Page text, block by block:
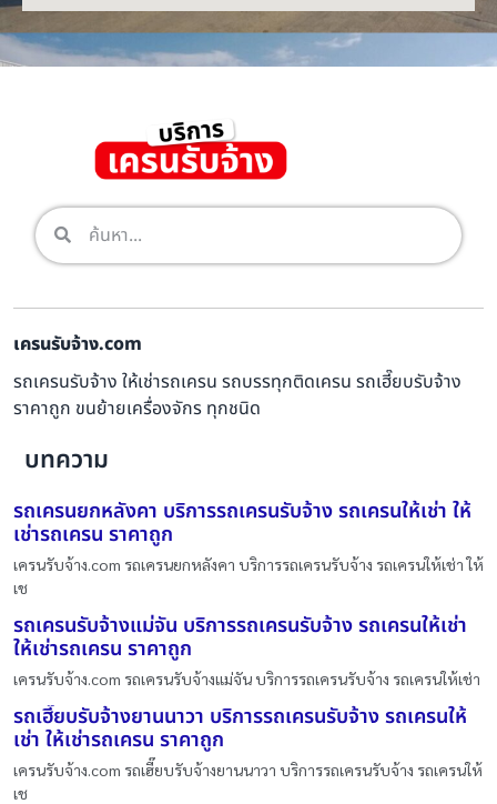
เครนรับจ้าง.com
รถเครนรับจ้าง ให้เช่ารถเครน รถบรรทุกติดเครน รถเฮี๊ยบรับจ้าง
ราคาถูก ขนย้ายเครื่องจักร ทุกชนิด
บทความ
รถเครนยกหลังคา บริการรถเครนรับจ้าง รถเครนให้เช่า ให้
เช่ารถเครน ราคาถูก
เครนรับจ้าง.com รถเครนยกหลังคา บริการรถเครนรับจ้าง รถเครนให้เช่า ให้
เช
รถเครนรับจ้างแม่จัน บริการรถเครนรับจ้าง รถเครนให้เช่า
ให้เช่ารถเครน ราคาถูก
เครนรับจ้าง.com รถเครนรับจ้างแม่จัน บริการรถเครนรับจ้าง รถเครนให้เช่า
รถเฮี๊ยบรับจ้างยานนาวา บริการรถเครนรับจ้าง รถเครนให้
เช่า ให้เช่ารถเครน ราคาถูก
เครนรับจ้าง.com รถเฮี๊ยบรับจ้างยานนาวา บริการรถเครนรับจ้าง รถเครนให้
เช